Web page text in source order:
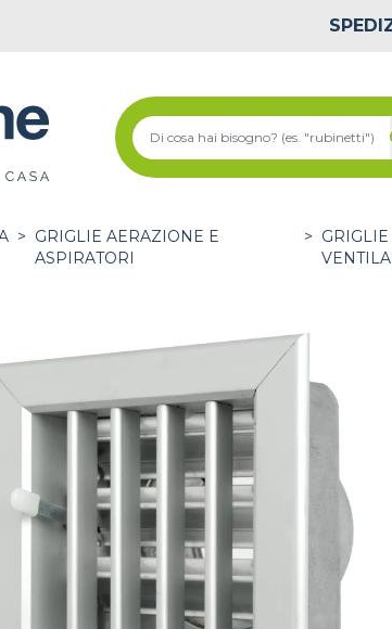
> GRIGLIE AERAZIONE E
ASPIRATORI
> GRIGLIE